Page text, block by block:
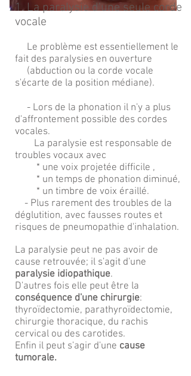
1. La paralysie d'une seule corde
vocale
Le problème est essentiellement le
fait des paralysies en ouverture
(abduction ou la corde vocale
s'écarte de la position médiane).
- Lors de la phonation il n'y a plus
d'affrontement possible des cordes
vocales.
La paralysie est responsable de
troubles vocaux avec
* une voix projetée difficile ,
* un temps de phonation diminué,
* un timbre de voix éraillé.
- Plus rarement des troubles de la
déglutition, avec fausses routes et
risques de pneumopathie d'inhalation.
La paralysie peut ne pas avoir de
cause retrouvée; il s'agit d'une
paralysie idiopathique.
D'autres fois elle peut être la
conséquence d'une chirurgie:
thyroïdectomie, parathyroïdectomie,
chirurgie thoracique, du rachis
cervical ou des carotides.
Enfin il peut s'agir d'une cause
tumorale.